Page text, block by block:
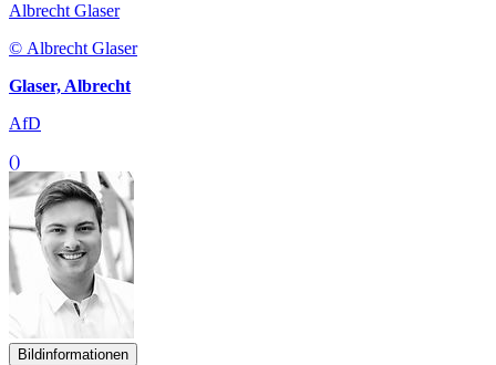
Albrecht Glaser
© Albrecht Glaser
Glaser, Albrecht
AfD
()
Bildinformationen